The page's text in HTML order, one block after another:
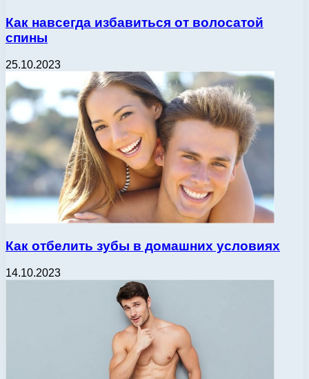
Как навсегда избавиться от волосатой
спины
25.10.2023
Как отбелить зубы в домашних условиях
14.10.2023